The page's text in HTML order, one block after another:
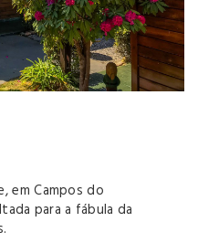
em Campos do
para a fábula da